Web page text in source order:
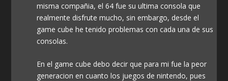
misma compañia, el 64 fue su ultima consola que
realmente disfrute mucho, sin embargo, desde el
game cube he tenido problemas con cada una de sus
consolas.
En el game cube debo decir que para mi fue la peor
generacion en cuanto los juegos de nintendo, pues